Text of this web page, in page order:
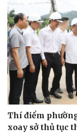
Thí điểm
xoay sở thủ tục